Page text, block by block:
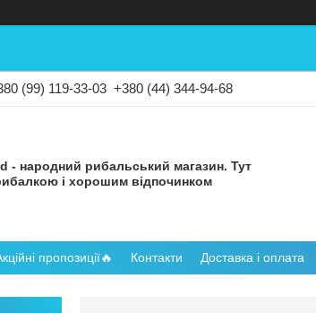
(99) 119-33-03 +380 (44) 344-94-68
- народний рибальський магазин. Тут
і хорошим відпочинком
пропозиції🔥 Контакти Доставка і оплата